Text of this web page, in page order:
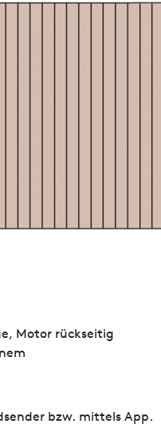
Motor rückseitig
bzw. mittels App.